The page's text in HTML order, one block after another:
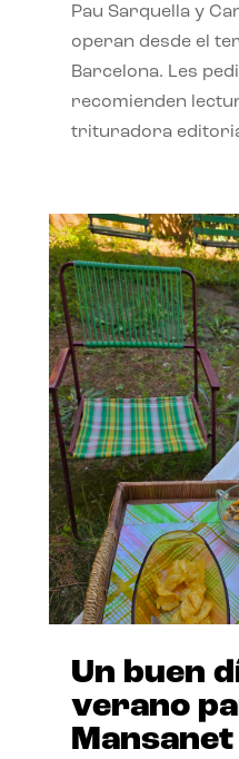
Pau Sarquella y
operan desde el
Barcelona. Les
recomienden
trituradora
Un buen
verano
Mansanet